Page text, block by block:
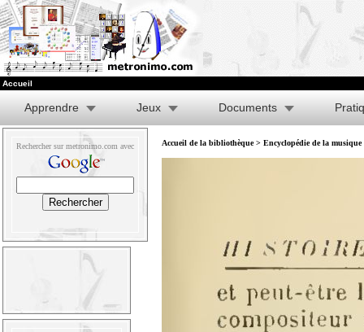
Accueil
Apprendre Jeux Documents
Rechercher sur metronimo.com avec Accueil de la bibliothèque> Encyclopédie de la